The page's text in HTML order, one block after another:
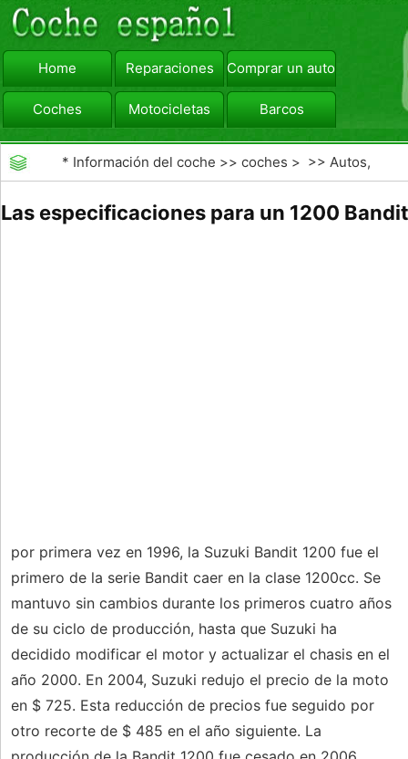
Home Reparaciones Comprar un automóvil
Coches Motocicletas Barcos
viajar Camiones
* Información del coche >>coches > >>Autos,
Las especificaciones para un 1200 Bandit
por primera vez en 1996, la Suzuki Bandit 1200 fue el
primero de la serie Bandit caer en la clase 1200cc. Se
mantuvo sin cambios durante los primeros cuatro años
de su ciclo de producción, hasta que Suzuki ha
decidido modificar el motor y actualizar el chasis en el
año 2000. En 2004, Suzuki redujo el precio de la moto
en $ 725. Esta reducción de precios fue seguido por
otro recorte de $ 485 en el año siguiente. La